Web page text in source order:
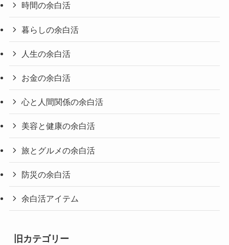
時間の余白活
暮らしの余白活
人生の余白活
お金の余白活
心と人間関係の余白活
美容と健康の余白活
旅とグルメの余白活
防災の余白活
余白活アイテム
旧カテゴリー